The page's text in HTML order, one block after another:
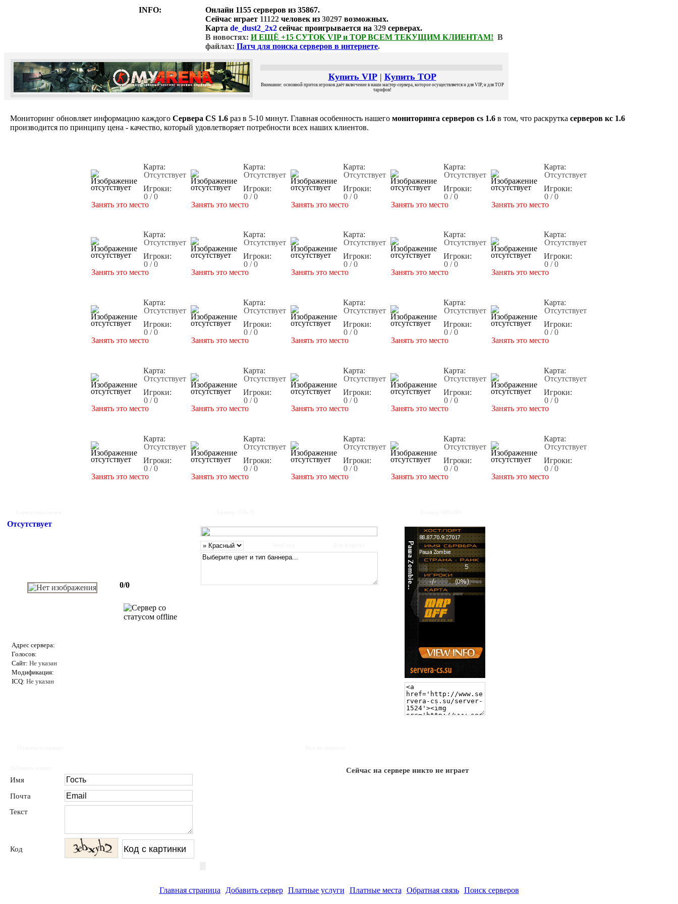
INFO: Онлайн 1155 серверов из 35867.
Сейчас играет 11122 человек из 30297 возможных.
Карта de_dust2_2x2 сейчас проигрывается на 329 серверах.
В новостях: И ЕЩЁ +15 СУТОК VIP и TOP ВСЕМ ТЕКУЩИМ КЛИЕНТАМ! В
файлах: Патч для поиска серверов в интернете.
Купить VIP| Купить TOP
Внимание: основной приток игроков даёт включение в наши мастер-сервера, которое осуществляется и для VIP, и для TOP
тарифов!
Мониторинг обновляет информацию каждого Сервера CS 1.6 раз в 5-10 минут. Главная особенность нашего мониторинга серверов cs 1.6 в том, что раскрутка серверов кс 1.6
производится по принципу цена - качество, который удовлетворяет потребности всех наших клиентов.
Карта:
Отсутствует
Игроки:
0 / 0
Занять это место
Карта:
Отсутствует
Игроки:
0 / 0
Занять это место
Карта:
Отсутствует
Игроки:
0 / 0
Занять это место
Карта:
Отсутствует
Игроки:
0 / 0
Занять это место
Карта:
Отсутствует
Игроки:
0 / 0
Занять это место
Карта:
Отсутствует
Игроки:
0 / 0
Занять это место
Карта:
Отсутствует
Игроки:
0 / 0
Занять это место
Карта:
Отсутствует
Игроки:
0 / 0
Занять это место
Карта:
Отсутствует
Игроки:
0 / 0
Занять это место
Карта:
Отсутствует
Игроки:
0 / 0
Занять это место
Карта:
Отсутствует
Игроки:
0 / 0
Занять это место
Карта:
Отсутствует
Игроки:
0 / 0
Занять это место
Карта:
Отсутствует
Игроки:
0 / 0
Занять это место
Карта:
Отсутствует
Игроки:
0 / 0
Занять это место
Карта:
Отсутствует
Игроки:
0 / 0
Занять это место
Карта:
Отсутствует
Игроки:
0 / 0
Занять это место
Карта:
Отсутствует
Игроки:
0 / 0
Занять это место
Карта:
Отсутствует
Игроки:
0 / 0
Занять это место
Карта:
Отсутствует
Игроки:
0 / 0
Занять это место
Карта:
Отсутствует
Игроки:
0 / 0
Занять это место
Карта:
Отсутствует
Игроки:
0 / 0
Занять это место
Карта:
Отсутствует
Игроки:
0 / 0
Занять это место
Карта:
Отсутствует
Игроки:
0 / 0
Занять это место
Карта:
Отсутствует
Игроки:
0 / 0
Занять это место
Карта:
Отсутствует
Игроки:
0 / 0
Занять это место
Отсутствует
0/0
Адрес сервера:
Голосов:
Сайт: Не указан
Модификация:
ICQ: Не указан
Имя
Почта
Текст
Код
Сейчас на сервере никто не играет
Главная страница Добавить сервер Платные услуги Платные места Обратная связь Поиск серверов